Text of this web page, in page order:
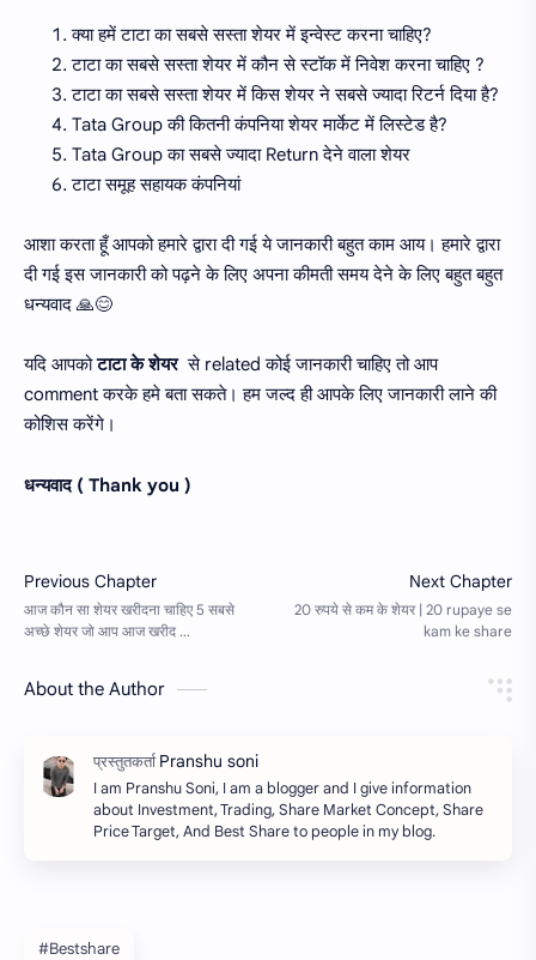
क्या हमें टाटा का सबसे सस्ता शेयर में इन्वेस्ट करना चाहिए?
टाटा का सबसे सस्ता शेयर में कौन से स्टॉक में निवेश करना चाहिए ?
टाटा का सबसे सस्ता शेयर में किस शेयर ने सबसे ज्यादा रिटर्न दिया है?
Tata Group की कितनी कंपनिया शेयर मार्केट में लिस्टेड है?
Tata Group का सबसे ज्यादा Return देने वाला शेयर
टाटा समूह सहायक कंपनियां
आशा करता हूँ आपको हमारे द्वारा दी गई ये जानकारी बहुत काम आय। हमारे द्वारा
दी गई इस जानकारी को पढ़ने के लिए अपना कीमती समय देने के लिए बहुत बहुत
धन्यवाद 🙏😊
यदि आपकोटाटा के शेयरसे related कोई जानकारी चाहिए तो आप
comment करके हमे बता सकते। हम जल्द ही आपके लिए जानकारी लाने की
कोशिस करेंगे।
धन्यवाद ( Thank you )
About the Author
I am Pranshu Soni, I am a blogger and I give information
about Investment, Trading, Share Market Concept, Share
Price Target, And Best Share to people in my blog.
#Bestshare